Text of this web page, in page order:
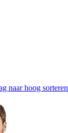
naar hoog sorteren